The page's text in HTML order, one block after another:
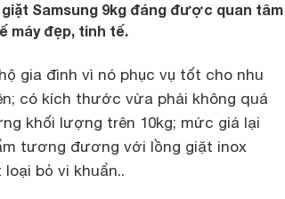
Samsung 9kg đáng được quan tâm
máy đẹp, tinh tế.
gia đình vì nó phục vụ tốt cho nhu
có kích thước vừa phải không quá
khối lượng trên 10kg; mức giá lại
tương đương với lồng giặt inox
bỏ vi khuẩn..